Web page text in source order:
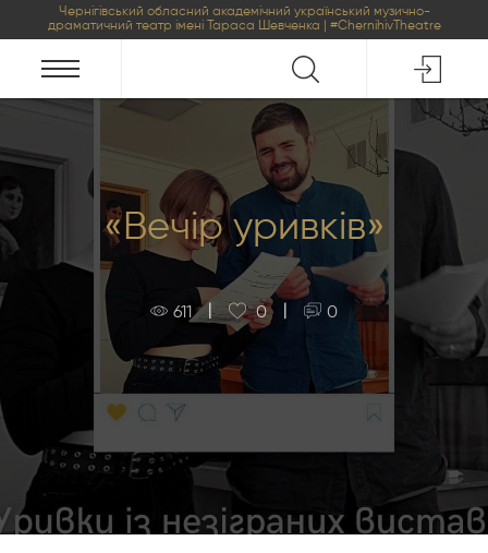
Чернігівський обласний академічний український музично-
драматичний театр імені Тараса Шевченка | #ChernihivTheatre
«Вечір уривків»
611 0 0